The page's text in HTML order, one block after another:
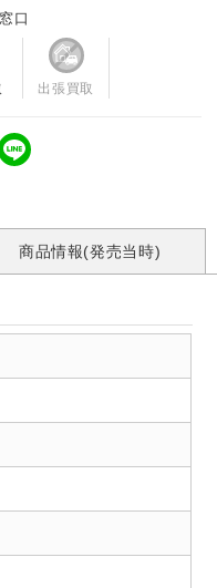
口
出張買取
商品情報(発売当時)